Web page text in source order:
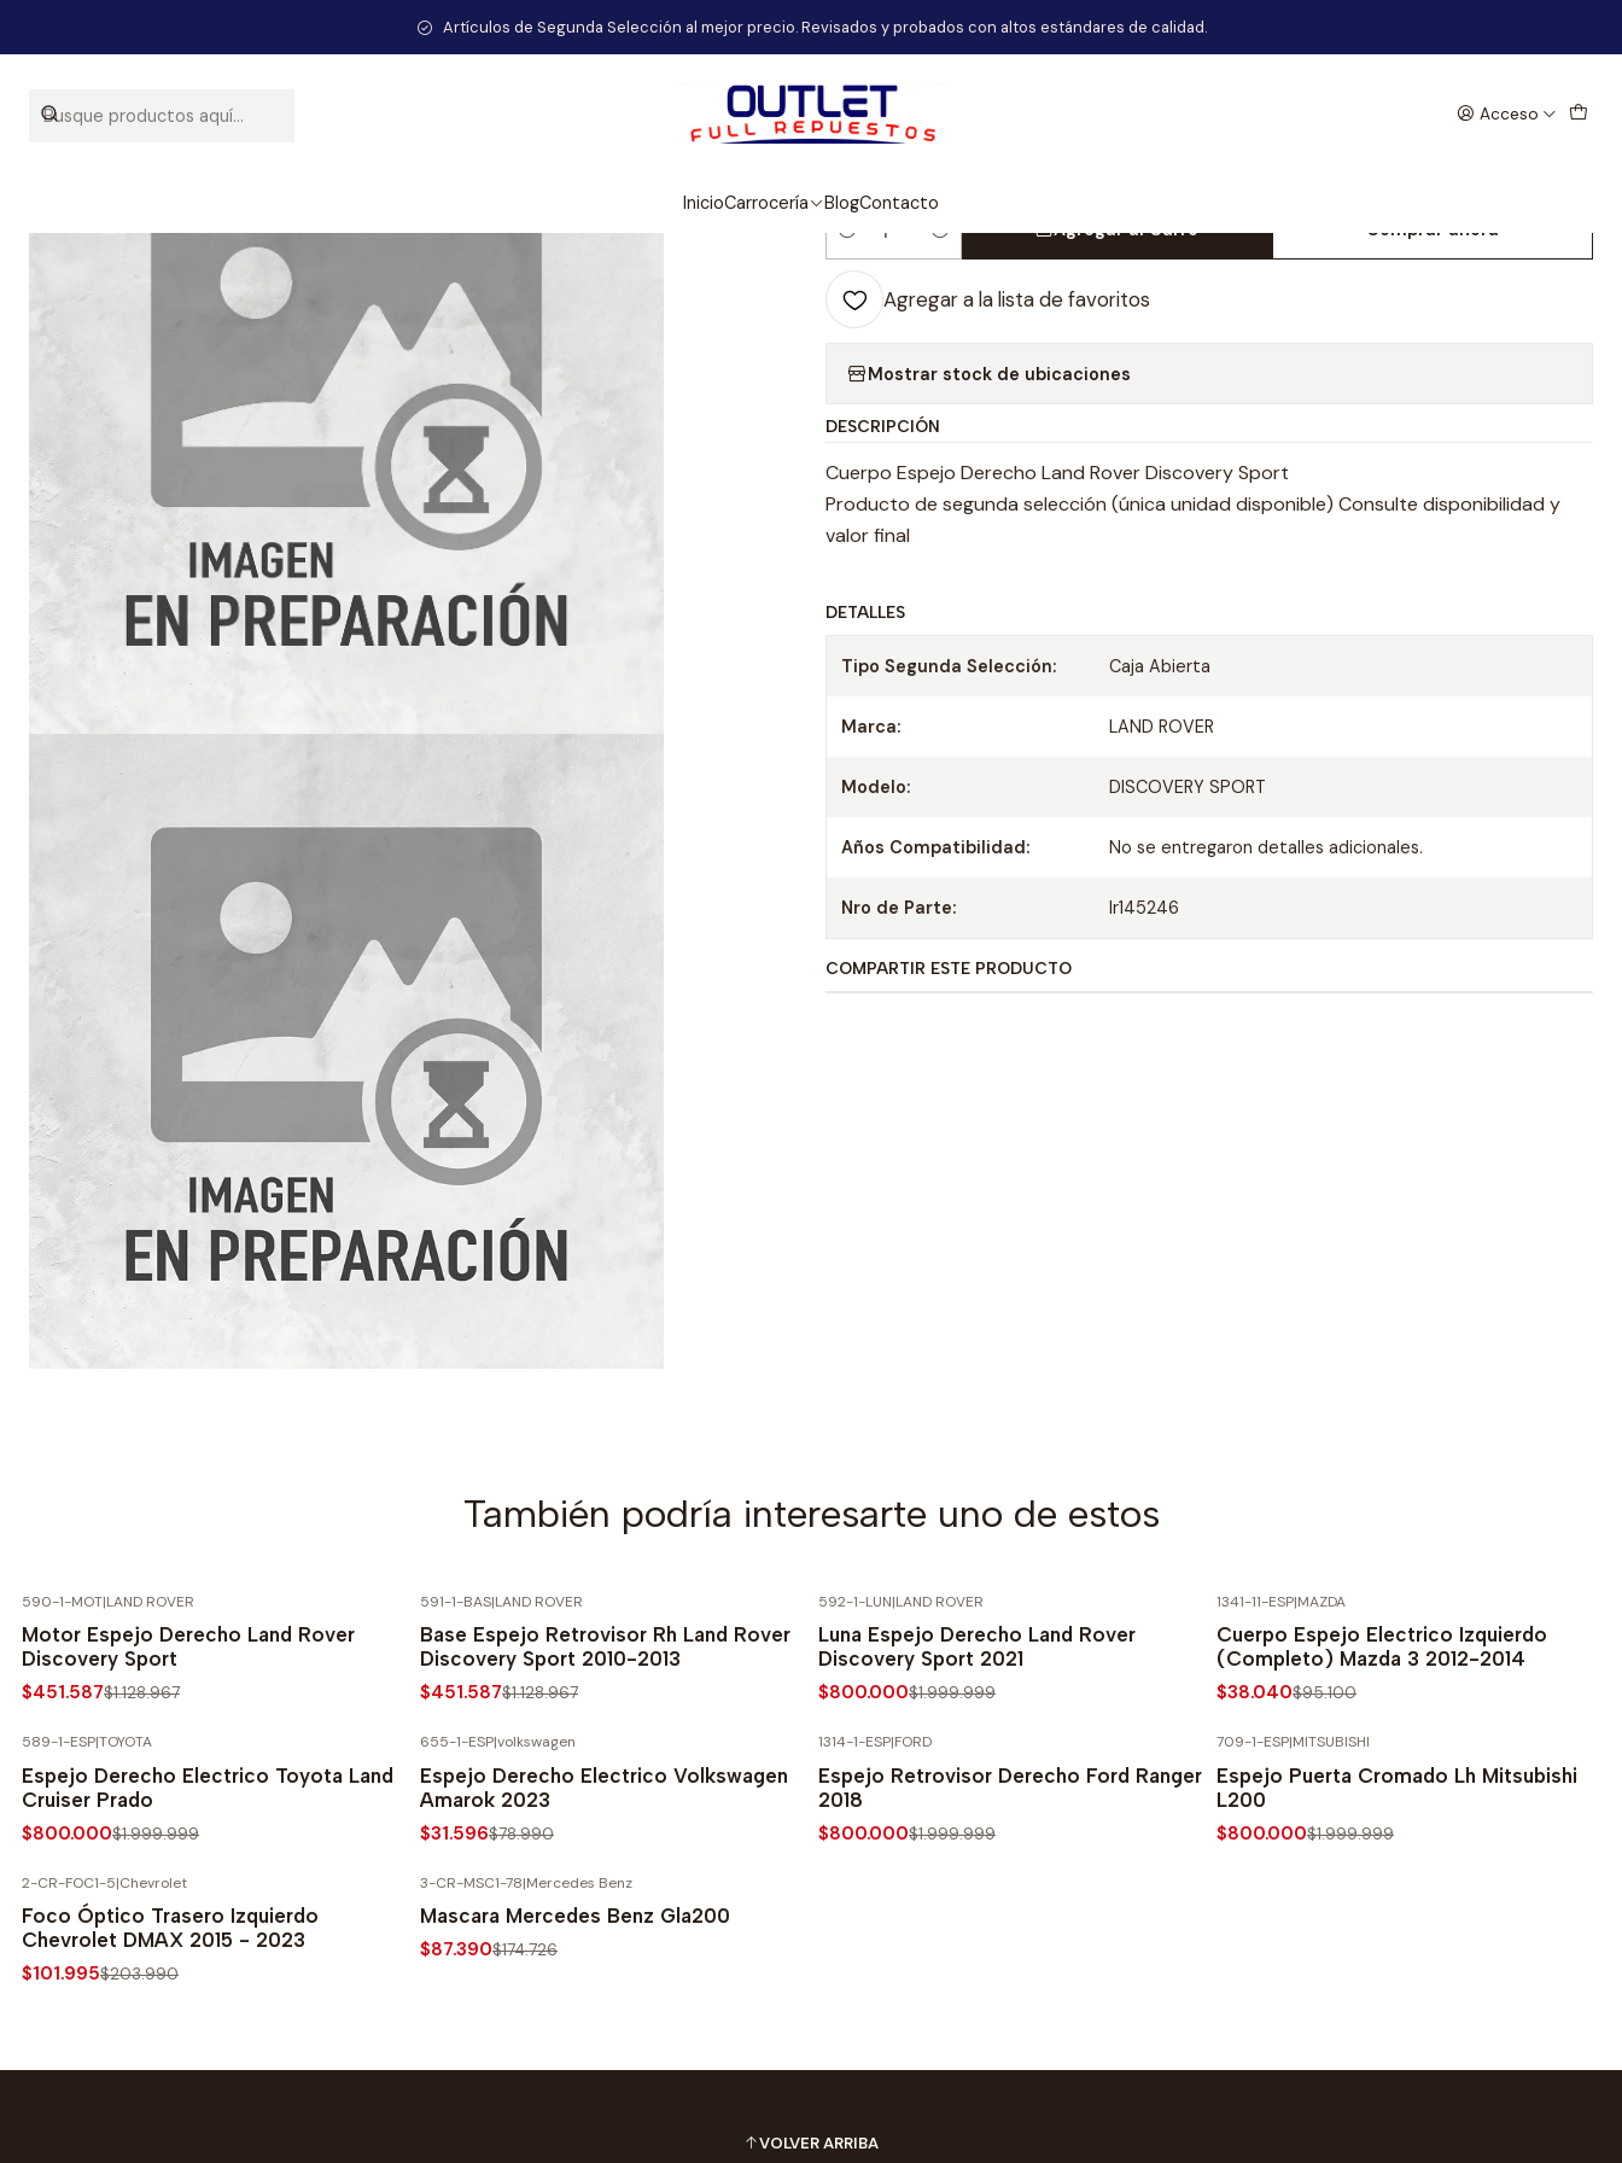
Acceso
InicioCarrocería BlogContacto
Artículos de Segunda Selección al mejor precio. Revisados y probados con altos estándares de calidad.
Inicio Carrocería Cuerpo Espejo Derecho Land Rover Discovery Sport
|
Cuerpo Espejo Derecho Land Rover
Cantidad
Agregar al Carro Comprar ahora
Agregar a la lista de favoritos
Mostrar stock de ubicaciones
DESCRIPCIÓN
Cuerpo Espejo Derecho Land Rover Discovery Sport
Producto de segunda selección (única unidad disponible) Consulte disponibilidad y
valor final
DETALLES
Tipo Segunda Selección: Caja Abierta
Marca: LAND ROVER
Modelo: DISCOVERY SPORT
Años Compatibilidad: No se entregaron detalles adicionales.
Nro de Parte: lr145246
COMPARTIR ESTE PRODUCTO
También podría interesarte uno de estos
590-1-MOT|LAND ROVER
Motor Espejo Derecho Land Rover
Discovery Sport
$451.587$1.128.967
591-1-BAS|LAND ROVER
Base Espejo Retrovisor Rh Land Rover
Discovery Sport 2010-2013
$451.587$1.128.967
592-1-LUN|LAND ROVER
Luna Espejo Derecho Land Rover
Discovery Sport 2021
$800.000$1.999.999
1341-11-ESP|MAZDA
Cuerpo Espejo Electrico Izquierdo
(Completo) Mazda 3 2012-2014
$38.040$95.100
589-1-ESP|TOYOTA
Espejo Derecho Electrico Toyota Land
Cruiser Prado
$800.000$1.999.999
655-1-ESP|volkswagen
Espejo Derecho Electrico Volkswagen
Amarok 2023
$31.596$78.990
1314-1-ESP|FORD
Espejo Retrovisor Derecho Ford Ranger
2018
$800.000$1.999.999
709-1-ESP|MITSUBISHI
Espejo Puerta Cromado Lh Mitsubishi
L200
$800.000$1.999.999
-50% SOBRE PRECIO NORMAL
2-CR-FOC1-5|Chevrolet
Foco Óptico Trasero Izquierdo
Chevrolet DMAX 2015 - 2023
$101.995$203.990
3-CR-MSC1-78|Mercedes Benz
Mascara Mercedes Benz Gla200
$87.390$174.726
VOLVER ARRIBA